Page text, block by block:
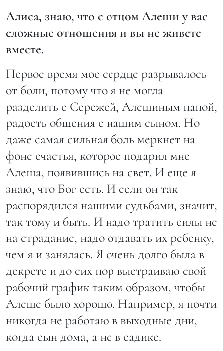
Алиса, знаю, что с отцом Алеши у вас
сложные отношения и вы не живете
вместе.
Первое время мое сердце разрывалось
от боли, потому что я не могла
разделить с Сережей, Алешиным папой,
радость общения с нашим сыном. Но
даже самая сильная боль меркнет на
фоне счастья, которое подарил мне
Алеша, появившись на свет. И еще я
знаю, что Бог есть. И если он так
распорядился нашими судьбами, значит,
так тому и быть. И надо тратить силы не
на страдание, надо отдавать их ребенку,
чем я и занялась. Я очень долго была в
декрете и до сих пор выстраиваю свой
рабочий график таким образом, чтобы
Алеше было хорошо. Например, я почти
никогда не работаю в выходные дни,
когда сын дома, а не в садике.